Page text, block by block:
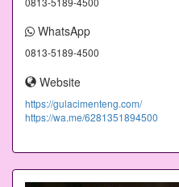
WhatsApp
0813-5189-4500
Website
https://gulacimenteng.com/
https://wa.me/6281351894500